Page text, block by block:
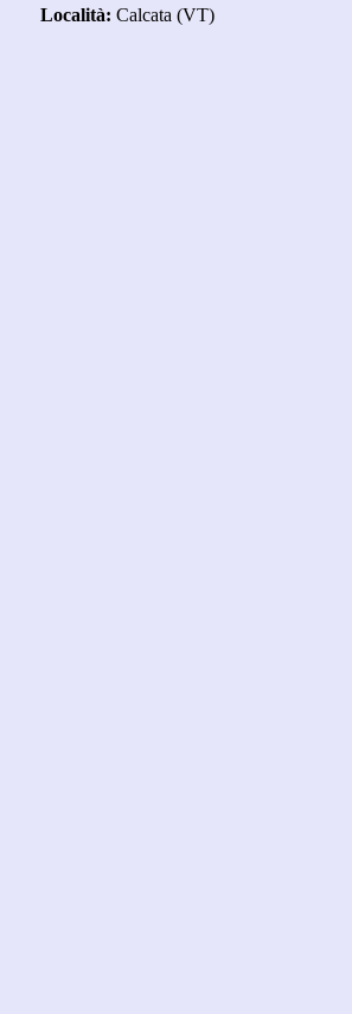
Località: Calcata (VT)